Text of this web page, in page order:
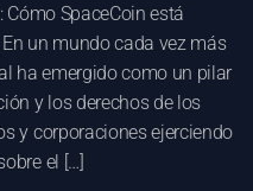
SpaceCoin está
un mundo cada vez más
ha emergido como un pilar
y los derechos de los
y corporaciones ejerciendo
el […]